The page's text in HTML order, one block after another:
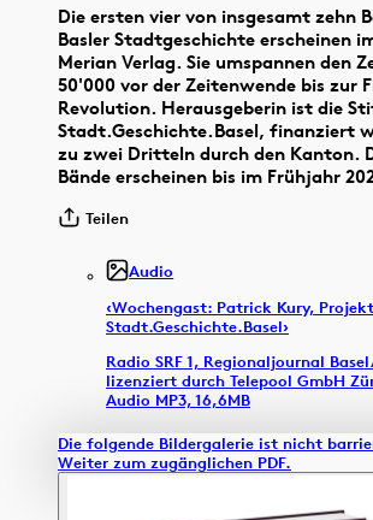
Die ersten vier von insgesamt zehn
Basler Stadtgeschichte erscheinen
Merian Verlag. Sie umspannen den
50'000 vor der Zeitenwende bis zur
Revolution. Herausgeberin ist die
Stadt.Geschichte.Basel, finanziert
zu zwei Dritteln durch den Kanton.
Bände erscheinen bis im Frühjahr
Teilen
Audio
‹Wochengast: Patrick Kury,
Stadt.Geschichte.Basel›
Radio SRF 1, Regionaljournal
lizenziert durch Telepool GmbH
Audio MP3, 16,6MB
Die folgende Bildergalerie ist nicht
Weiter zum zugänglichen PDF.